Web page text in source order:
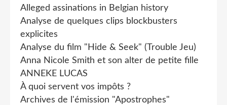
Alleged assinations in Belgian history
Analyse de quelques clips blockbusters
explicites
Analyse du film "Hide & Seek" (Trouble Jeu)
Anna Nicole Smith et son alter de petite fille
ANNEKE LUCAS
À quoi servent vos impôts ?
Archives de l'émission "Apostrophes"